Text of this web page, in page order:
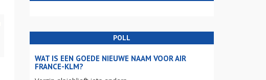
POLL
WAT IS EEN GOEDE NIEUWE NAAM VOOR AIR
FRANCE-KLM?